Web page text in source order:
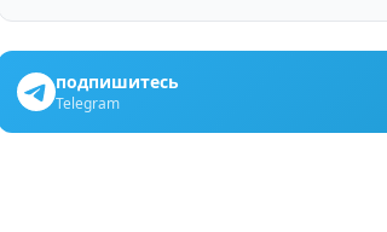
подпишитесь
Telegram